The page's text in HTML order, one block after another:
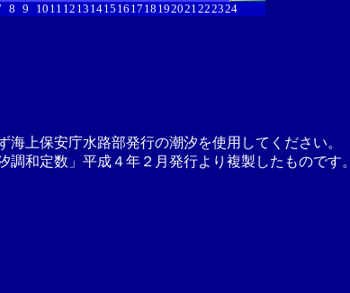
8 9 10 11 12 13 1415 16 17 18 192021222324
上保安庁水路部発行の潮汐を使用してください。
和定数」平成４年２月発行より複製したものです。